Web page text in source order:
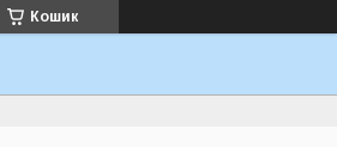
Кошик